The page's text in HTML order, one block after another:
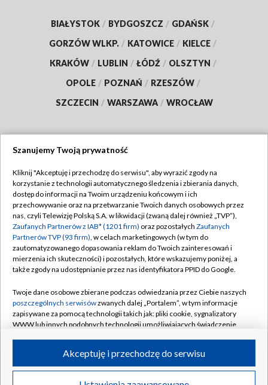
BIAŁYSTOK / BYDGOSZCZ / GDAŃSK /
GORZÓW WLKP. / KATOWICE / KIELCE /
KRAKÓW / LUBLIN / ŁÓDŹ / OLSZTYN /
OPOLE / POZNAŃ / RZESZÓW /
SZCZECIN / WARSZAWA / WROCŁAW
TVP
Abonament TVP
Emisja w TVP
Centrum informacji TVP
Naziemna Telewizja Cyfrowa
Rada Programowa
System NOS
Informacje o nadawcy
Program dla prasy
Regulamin TVP
Polityka prywatności
Moje zgody
Pomoc
Kontakt
Kanały
©2026 Telewizja Polska S.A. w likwidacji
Szanujemy Twoją prywatność
Kliknij "Akceptuję i przechodzę do serwisu", aby wyrazić zgody na
korzystanie z technologii automatycznego śledzenia i zbierania danych,
dostęp do informacji na Twoim urządzeniu końcowym i ich
przechowywanie oraz na przetwarzanie Twoich danych osobowych przez
nas, czyli Telewizję Polską S.A. w likwidacji (zwaną dalej również „TVP”),
Zaufanych Partnerów z IAB* (1201 firm) oraz pozostałych Zaufanych
Partnerów TVP (93 firm), w celach marketingowych (w tym do
zautomatyzowanego dopasowania reklam do Twoich zainteresowań i
mierzenia ich skuteczności) i pozostałych, które wskazujemy poniżej, a
także zgody na udostępnianie przez nas identyfikatora PPID do Google.
Twoje dane osobowe zbierane podczas odwiedzania przez Ciebie naszych
poszczególnych serwisówzwanych dalej „Portalem”, w tym informacje
zapisywane za pomocą technologii takich jak: pliki cookie, sygnalizatory
WWW lub innych podobnych technologii umożliwiających świadczenie
ruchu w Internecie.
Twoje dane osobowe zbierane podczas odwiedzania przez Ciebie
Akceptuję i przechodzę do serwisu